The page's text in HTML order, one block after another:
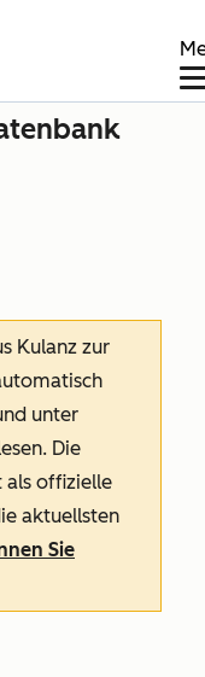
Kulanz zur
unter
Die
als offizielle
aktuellsten
Sie